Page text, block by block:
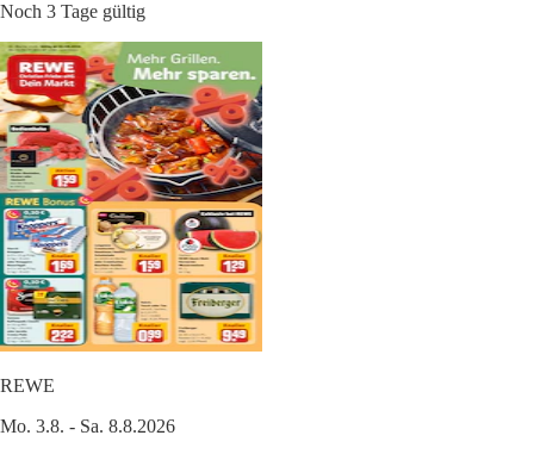
Noch 3 Tage gültig
REWE
Mo. 3.8. - Sa. 8.8.2026